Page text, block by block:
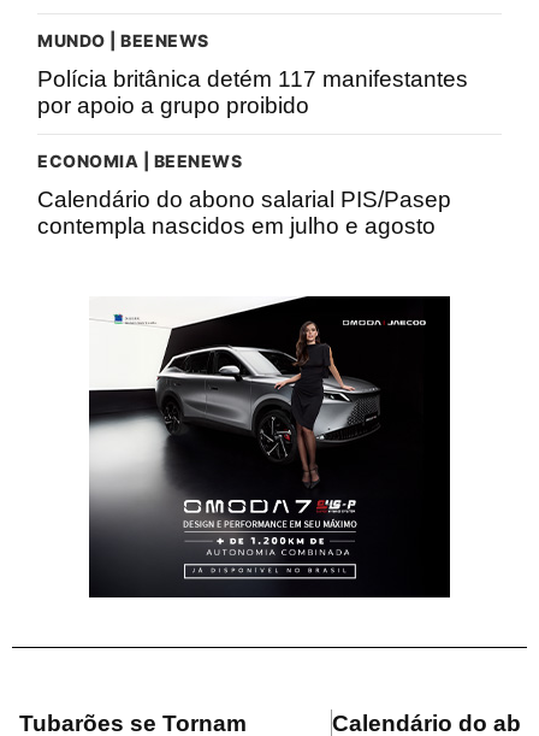
MUNDO | BEENEWS
Polícia britânica detém 117 manifestantes
por apoio a grupo proibido
ECONOMIA | BEENEWS
Calendário do abono salarial PIS/Pasep
contempla nascidos em julho e agosto
Tubarões se Tornam Calendário do